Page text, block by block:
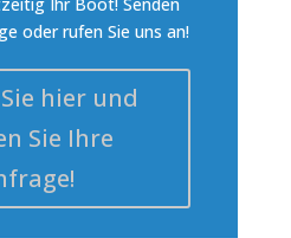
oder rufen Sie uns an!
hier und
Sie Ihre